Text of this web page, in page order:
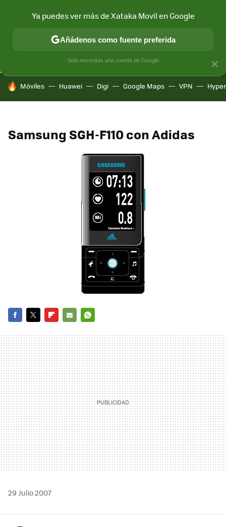
CONECTIVIDAD MÓVIL Y SOCIEDAD APLICACIONES
HOY SE HABLA DE
Móviles Huawei Digi Google Maps VPN
Samsung SGH-F110 con Adidas
MAIL
29 Julio 2007
×
Ya puedes ver más de Xataka Movil en Google
Añádenos como fuente preferida
Solo necesitas una cuenta de Google